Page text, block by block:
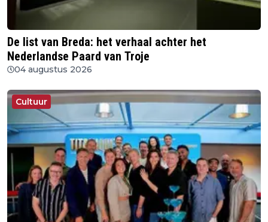
De list van Breda: het verhaal achter het
Nederlandse Paard van Troje
04 augustus 2026
Cultuur